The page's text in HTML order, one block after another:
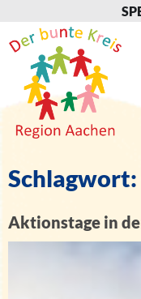
Schlagwort:
Aktionstage in